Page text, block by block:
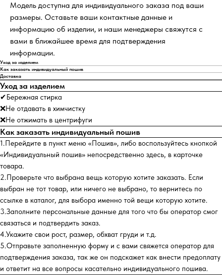
Модель доступна для индивидуального заказа под ваши
размеры. Оставьте ваши контактные данные и
информацию об изделии, и наши менеджеры свяжутся с
вами в ближайшее время для подтверждения
информации.
Уход за изделием
Как заказать индивидуальный пошив
Доставка
Уход за изделием
✔Бережная стирка
❌Не отдавать в химчистку
❌Не отжимать в центрифуги
Как заказать индивидуальный пошив
1.Перейдите в пункт меню «Пошив», либо воспользуйтесь кнопкой
«Индивидуальный пошив» непосредственно здесь, в карточке
товара.
2.Проверьте что выбрана вещь которую хотите заказать. Если
выбран не тот товар, или ничего не выбрано, то вернитесь по
ссылке в каталог, для выбора именно той вещи которую хотите.
3.Заполните персональные данные для того что бы оператор смог
связаться и подтвердить заказ.
4.Укажите свои рост, размер, обхват груди и т.д.
5.Отправьте заполненную форму и с вами свяжется оператор для
подтверждения заказа, так же он подскажет как внести предоплату
и ответит на все вопросы касательно индивидуального пошива.